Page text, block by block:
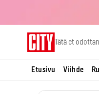
Tätä et
Etusivu Viihde